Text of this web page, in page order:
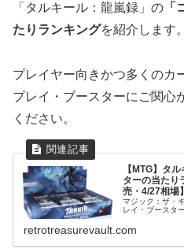
「タルキール：龍嵐録」の
たりランキングを紹介します。
プレイヤー向きかつ多くのカ
プレイ・ブースターにご関心
ください。
【MTG】タ
ターの当たり
売・4/27相場】
マジック：ザ・
レイ・ブースタ
retrotreasurevault.com